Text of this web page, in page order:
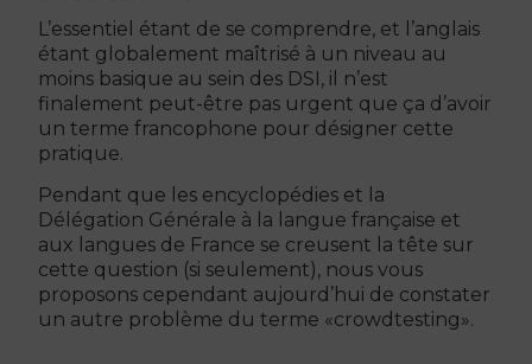
L’essentiel étant de se comprendre, et l’anglais
étant globalement maîtrisé à un niveau au
moins basique au sein des DSI, il n’est
finalement peut-être pas urgent que ça d’avoir
un terme francophone pour désigner cette
pratique.
Pendant que les encyclopédies et la
Délégation Générale à la langue française et
aux langues de France se creusent la tête sur
cette question (si seulement), nous vous
proposons cependant aujourd’hui de constater
un autre problème du terme «crowdtesting».